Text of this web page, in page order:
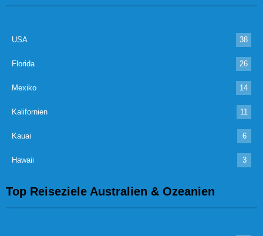
USA 38
Florida 26
Mexiko 14
Kalifornien 11
Kauai 6
Hawaii 3
Top Reiseziele Australien & Ozeanien